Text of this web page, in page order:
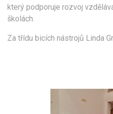
který podporuje rozvoj
školách.
Za třídu bicích nástrojů Linda